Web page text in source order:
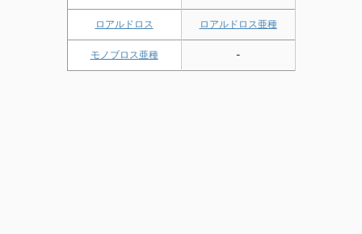
ロアルドロス ロアルドロス亜種
モノブロス亜種 -